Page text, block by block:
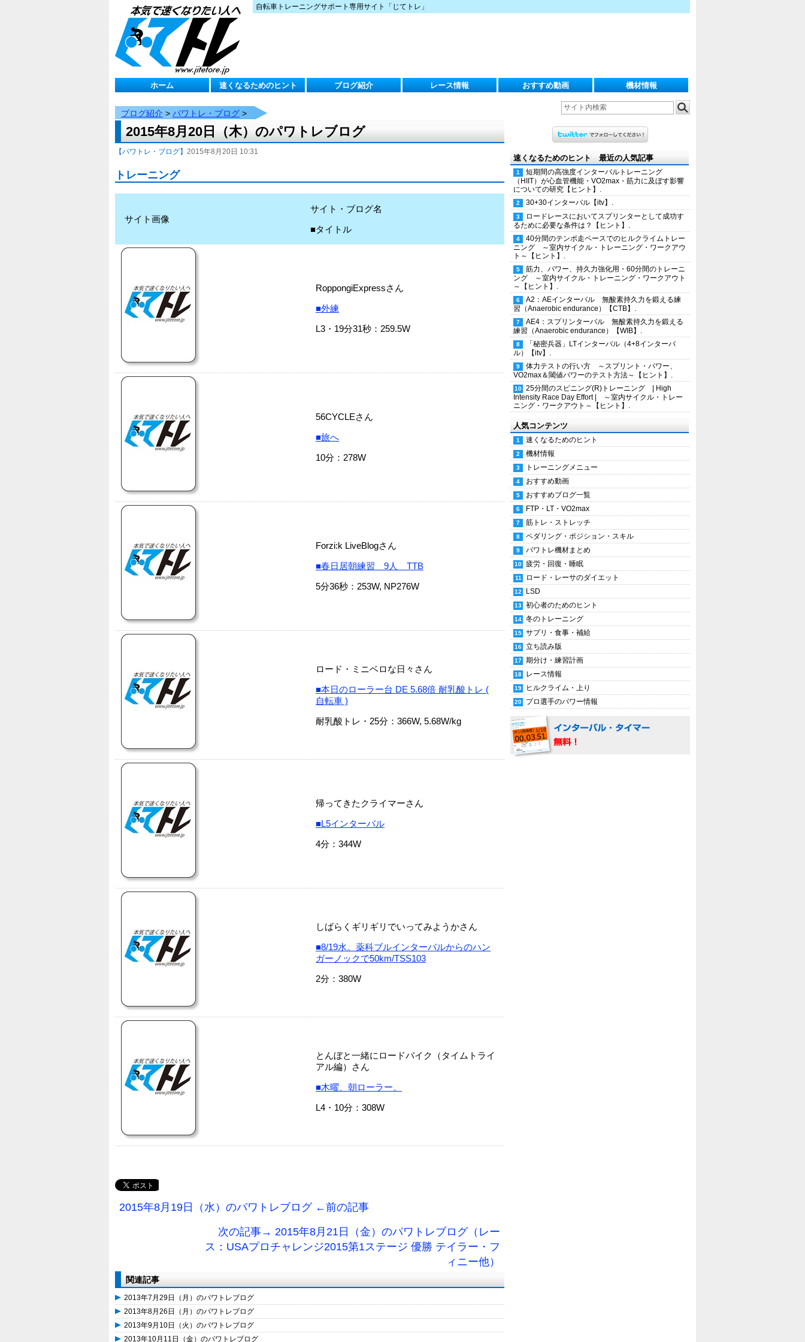
自転車トレーニングサポート専用サイト「じてトレ」
ホーム 速くなるためのヒント ブログ紹介 レース情報 おすすめ動画 機材情報
ブログ紹介 > パワトレ・ブログ>
2015年8月20日（木）のパワトレブログ
【パワトレ・ブログ】 2015年8月20日 10:31
トレーニング
サイト画像
サイト・ブログ名
■タイトル
RoppongiExpressさん
■外練
L3・19分31秒：259.5W
56CYCLEさん
■旅へ
10分：278W
Forzi:k LiveBlogさん
■春日居朝練習 9人 TTB
5分36秒：253W, NP276W
ロード・ミニベロな日々さん
■本日のローラー台 DE 5.68倍 耐乳酸トレ (
自転車 )
耐乳酸トレ・25分：366W, 5.68W/kg
帰ってきたクライマーさん
■L5インターバル
4分：344W
しばらくギリギリでいってみようかさん
■8/19水。薬科ブルインターバルからのハン
ガーノックで50km/TSS103
2分：380W
とんぼと一緒にロードバイク（タイムトライ
アル編）さん
■木曜、朝ローラー。
L4・10分：308W
2015年8月19日（水）のパワトレブログ ←前の記事
次の記事→ 2015年8月21日（金）のパワトレブログ（レー
ス：USAプロチャレンジ2015第1ステージ 優勝 テイラー・フ
ィニー他）
関連記事
2013年7月29日（月）のパワトレブログ
2013年8月26日（月）のパワトレブログ
2013年9月10日（火）のパワトレブログ
2013年10月11日（金）のパワトレブログ
速くなるためのヒント 最近の人気記事
短期間の高強度インターバルトレーニング
（HIIT）が心血管機能・VO2max・筋力に及ぼす影響
についての研究【ヒント】.
30+30インターバル【itv】.
ロードレースにおいてスプリンターとして成功す
るために必要な条件は？【ヒント】.
40分間のテンポ走ペースでのヒルクライムトレー
ニング ～室内サイクル・トレーニング・ワークアウ
ト～【ヒント】.
筋力、パワー、持久力強化用・60分間のトレーニ
ング ～室内サイクル・トレーニング・ワークアウト
～【ヒント】.
A2：AEインターバル 無酸素持久力を鍛える練
習（Anaerobic endurance）【CTB】.
AE4：スプリンターバル 無酸素持久力を鍛える
練習（Anaerobic endurance）【WIB】.
「秘密兵器」LTインターバル（4+8インターバ
ル）【itv】.
体力テストの行い方 ～スプリント・パワー、
VO2max＆閾値パワーのテスト方法～【ヒント】.
25分間のスピニング(R)トレーニング | High
Intensity Race Day Effort | ～室内サイクル・トレー
ニング・ワークアウト～【ヒント】.
人気コンテンツ
速くなるためのヒント
機材情報
トレーニングメニュー
おすすめ動画
おすすめブログ一覧
FTP・LT・VO2max
筋トレ・ストレッチ
ペダリング・ポジション・スキル
パワトレ機材まとめ
疲労・回復・睡眠
ロード・レーサのダイエット
LSD
初心者のためのヒント
冬のトレーニング
サプリ・食事・補給
立ち読み版
期分け・練習計画
レース情報
ヒルクライム・上り
プロ選手のパワー情報